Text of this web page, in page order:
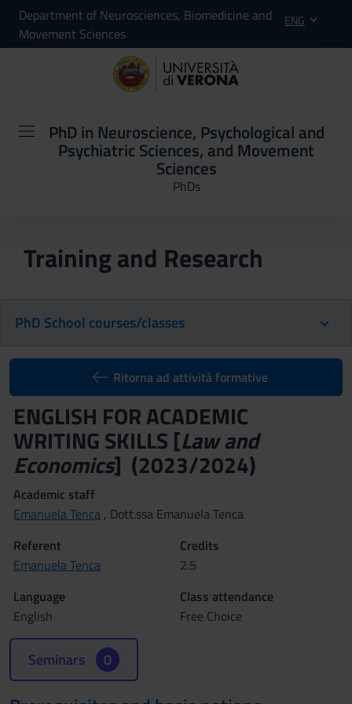
Department of Neurosciences, Biomedicine and
Movement Sciences
ENG
PhD in Neuroscience, Psychological and
Psychiatric Sciences, and Movement
Sciences
PhDs
Training and Research
PhD School courses/classes
Ritorna ad attività formative
ENGLISH FOR ACADEMIC
WRITING SKILLS [Law and
Economics] (2023/2024)
Academic staff
Emanuela Tenca , Dott.ssa Emanuela Tenca
Referent
Emanuela Tenca
Credits
2.5
Language
English
Class attendance
Free Choice
Seminars 0